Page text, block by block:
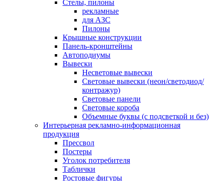
Стелы, пилоны
рекламные
для АЗС
Пилоны
Крышные конструкции
Панель-кронштейны
Автоподиумы
Вывески
Несветовые вывески
Световые вывески (неон/светодиод/
контражур)
Световые панели
Световые короба
Объемные буквы (с подсветкой и без)
Интерьерная рекламно-информационная
продукция
Прессвол
Постеры
Уголок потребителя
Таблички
Ростовые фигуры